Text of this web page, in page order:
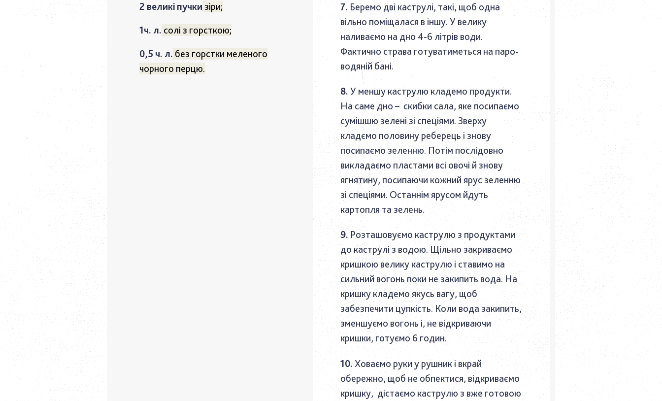
2 великі пучки зіри;
1ч. л. солі з горсткою;
0,5 ч. л. без горстки меленого
чорного перцю.
Беремо дві каструлі, такі, щоб одна
вільно поміщалася в іншу. У велику
наливаємо на дно 4-6 літрів води.
Фактично страва готуватиметься на паро-
водяній бані.
У меншу каструлю кладемо продукти.
На саме дно – скибки сала, яке посипаємо
сумішшю зелені зі спеціями. Зверху
кладємо половину реберець і знову
посипаємо зеленню. Потім послідовно
викладаємо пластами всі овочі й знову
ягнятину, посипаючи кожний ярус зеленню
зі спеціями. Останнім ярусом йдуть
картопля та зелень.
Розташовуємо каструлю з продуктами
до каструлі з водою. Щільно закриваємо
кришкою велику каструлю і ставимо на
сильний вогонь поки не закипить вода. На
кришку кладемо якусь вагу, щоб
забезпечити цупкість. Коли вода закипить,
зменшуємо вогонь і, не відкриваючи
кришки, готуємо 6 годин.
Ховаємо руки у рушник і вкрай
обережно, щоб не обпектися, відкриваємо
кришку, дістаємо каструлю з вже готовою